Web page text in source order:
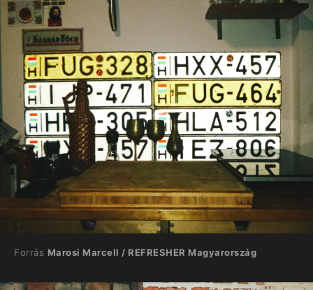
Forrás Marosi Marcell / REFRESHER Magyarország